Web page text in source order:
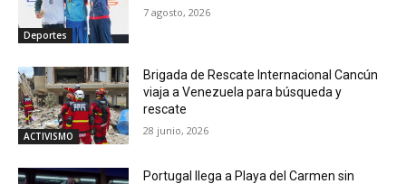
Deportes
7 agosto, 2026
ACTIVISMO
Brigada de Rescate Internacional Cancún
viaja a Venezuela para búsqueda y
rescate
28 junio, 2026
Portugal llega a Playa del Carmen sin